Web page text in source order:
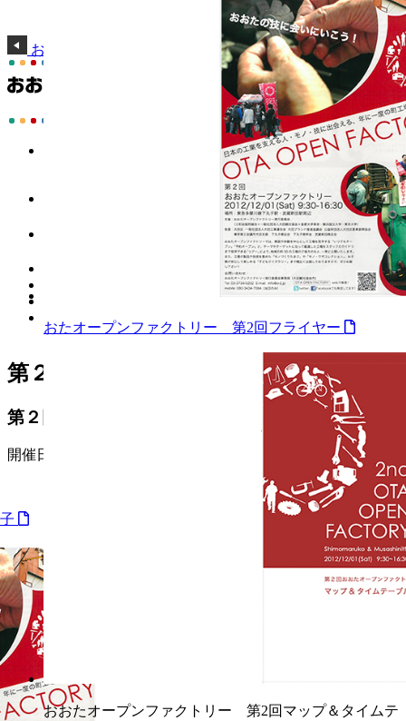
おおたクリエイティブネットワークTOP
おおたクリエイティブネットワークArchives
第２回おおたオープンファクトリー
第２回おおたオープンファクトリー
第２回おおたオープンファクトリー
開催日:2012年12月1日 参加企業：27社 参加者：1,500名
おたオープンファクトリー 第2回フライヤー
おおたオープンファクトリー 第2回マップ＆タイムテ